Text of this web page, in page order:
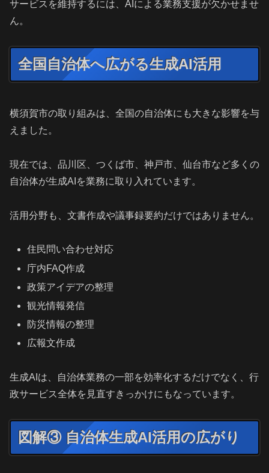
サービスを維持するには、AIによる業務支援が欠かせませ
ん。
全国自治体へ広がる生成AI活用
横須賀市の取り組みは、全国の自治体にも大きな影響を与
えました。
現在では、品川区、つくば市、神戸市、仙台市など多くの
自治体が生成AIを業務に取り入れています。
活用分野も、文書作成や議事録要約だけではありません。
住民問い合わせ対応
庁内FAQ作成
政策アイデアの整理
観光情報発信
防災情報の整理
広報文作成
生成AIは、自治体業務の一部を効率化するだけでなく、行
政サービス全体を見直すきっかけにもなっています。
図解③ 自治体生成AI活用の広がり